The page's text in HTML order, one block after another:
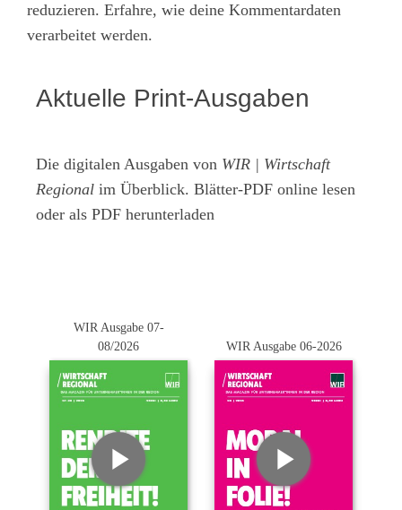
reduzieren. Erfahre, wie deine Kommentardaten
verarbeitet werden.
Aktuelle Print-Ausgaben
Die digitalen Ausgaben von WIR | Wirtschaft
Regional im Überblick. Blätter-PDF online lesen
oder als PDF herunterladen
WIR Ausgabe 07-
08/2026
WIR Ausgabe 06-2026